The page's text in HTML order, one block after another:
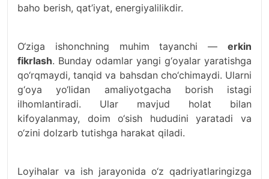
baho berish, qat’iyat, energiyalilikdir.
O‘ziga ishonchning muhim tayanchi — erkin
fikrlash. Bunday odamlar yangi g‘oyalar yaratishga
qo‘rqmaydi, tanqid va bahsdan cho‘chimaydi. Ularni
g‘oya yo‘lidan amaliyotgacha borish istagi
ilhomlantiradi. Ular mavjud holat bilan
kifoyalanmay, doim o‘sish hududini yaratadi va
o‘zini dolzarb tutishga harakat qiladi.
Loyihalar va ish jarayonida o‘z qadriyatlaringizga